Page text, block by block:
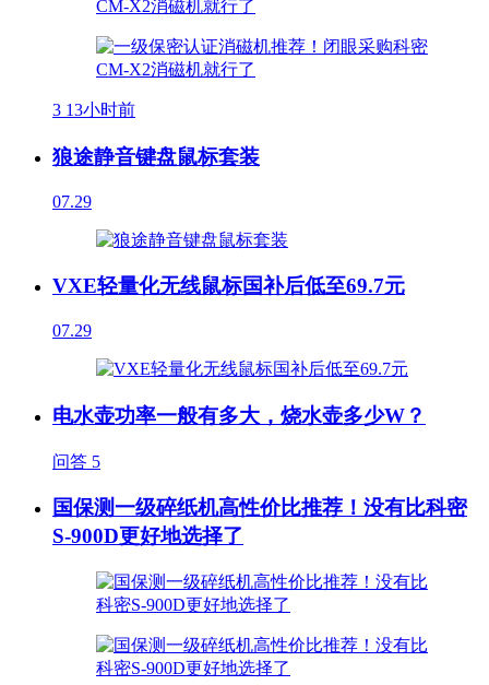
3 13小时前
狼途静音键盘鼠标套装
07.29
VXE轻量化无线鼠标国补后低至69.7元
07.29
电水壶功率一般有多大，烧水壶多少W？
问答 5
国保测一级碎纸机高性价比推荐！没有比科密
S-900D更好地选择了